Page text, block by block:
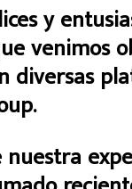
y
venimos
diversas
nuestra